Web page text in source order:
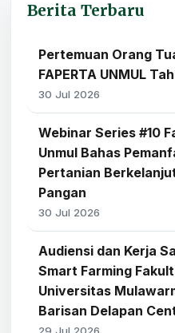
Berita Terbaru
Pertemuan Orang
FAPERTA UNMUL
30 Jul 2026
Webinar Series #10
Unmul Bahas
Pertanian
Pangan
30 Jul 2026
Audiensi dan Kerja
Smart Farming
Universitas
Barisan Delapan